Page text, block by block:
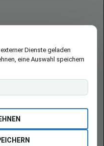
an qualifizierten
angezeigt werden,
Stand (Datum/Uhrzeit) und
ändern. Für den Kauf
Preis und Verfügbarkeit, die
Amazon-
Dienste geladen
eine Auswahl speichern